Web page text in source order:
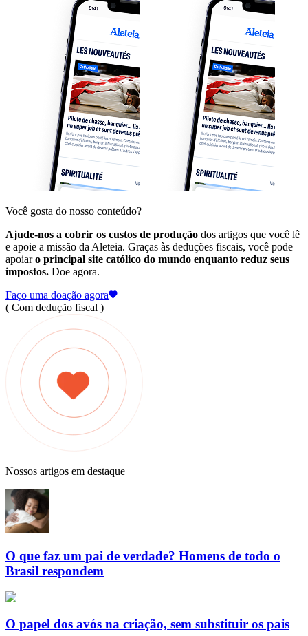
Você gosta do nosso conteúdo?
Ajude-nos a cobrir os custos de produção dos artigos que você lê
e apoie a missão da Aleteia. Graças às deduções fiscais, você pode
apoiaro principal site católico do mundo enquanto reduz seus
impostos. Doe agora.
Faço uma doação agora
( Com dedução fiscal )
Nossos artigos em destaque
O que faz um pai de verdade? Homens de todo o
Brasil respondem
O papel dos avós na criação, sem substituir os pais